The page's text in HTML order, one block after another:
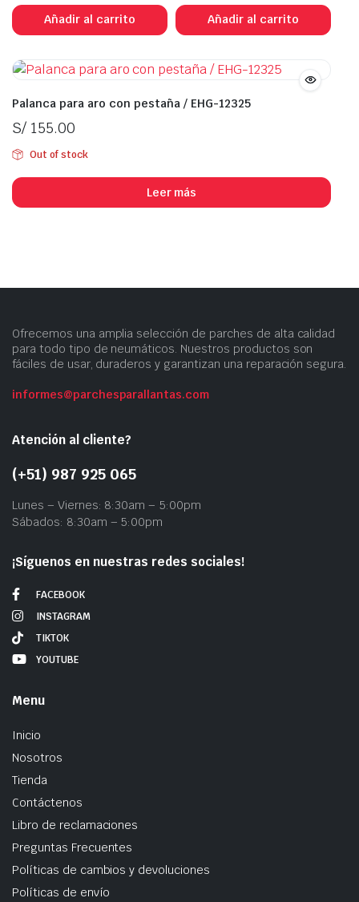
Añadir al carrito Añadir al carrito
Palanca para aro con pestaña / EHG-12325
S/155.00
Out of stock
Leer más
Ofrecemos una amplia selección de parches de alta calidad
para todo tipo de neumáticos. Nuestros productos son
fáciles de usar, duraderos y garantizan una reparación segura.
informes@parchesparallantas.com
Atención al cliente?
(+51) 987 925 065
Lunes – Viernes: 8:30am – 5:00pm
Sábados: 8:30am – 5:00pm
¡Síguenos en nuestras redes sociales!
FACEBOOK
INSTAGRAM
TIKTOK
YOUTUBE
Menu
Inicio
Nosotros
Tienda
Contáctenos
Libro de reclamaciones
Preguntas Frecuentes
Políticas de cambios y devoluciones
Políticas de envío